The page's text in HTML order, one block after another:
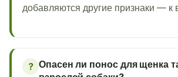
добавляются другие признаки — к
? Опасен ли понос для щенка